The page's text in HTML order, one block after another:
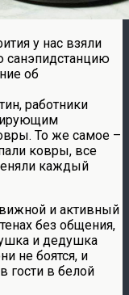
у нас взяли
санэпидстанцию
об
работники
То же самое –
ковры, все
каждый
и активный
без общения,
и дедушка
не боятся, и
в белой